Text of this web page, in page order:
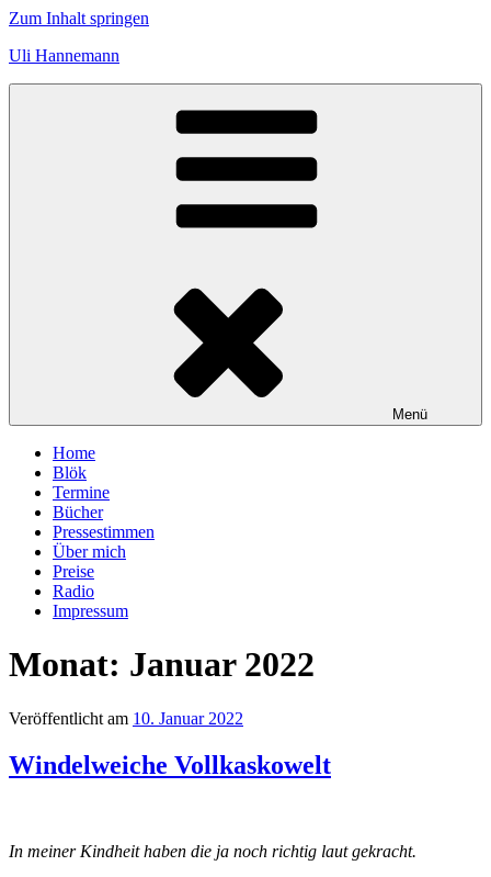
Zum Inhalt springen
Uli Hannemann
Menü
Home
Blök
Termine
Bücher
Pressestimmen
Über mich
Preise
Radio
Impressum
Monat: Januar 2022
Veröffentlicht am 10. Januar 2022
Windelweiche Vollkaskowelt
In meiner Kindheit haben die ja noch richtig laut gekracht.